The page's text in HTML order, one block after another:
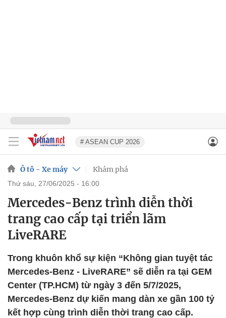
# ASEAN CUP 2026
Ô tô - Xe máy Khám phá
thứ sáu, 27/06/2025 - 16:00
Mercedes-Benz trình diễn thời
trang cao cấp tại triển lãm
LiveRARE
Trong khuôn khổ sự kiện “Không gian tuyệt tác
Mercedes-Benz - LiveRARE” sẽ diễn ra tại GEM
Center (TP.HCM) từ ngày 3 đến 5/7/2025,
Mercedes-Benz dự kiến mang dàn xe gần 100 tỷ
kết hợp cùng trình diễn thời trang cao cấp.